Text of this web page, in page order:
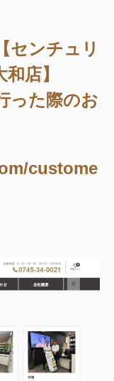
センチュリ
店】
った際のお
custome